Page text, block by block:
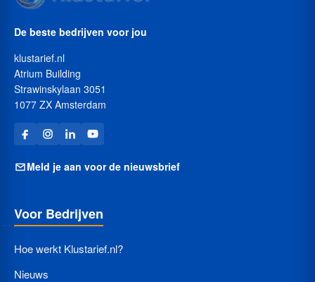
De beste bedrijven voor jou
klustarief.nl
Atrium Building
Strawinskylaan 3051
1077 ZX Amsterdam
Meld je aan voor de nieuwsbrief
Voor Bedrijven
Hoe werkt Klustarief.nl?
Nieuws